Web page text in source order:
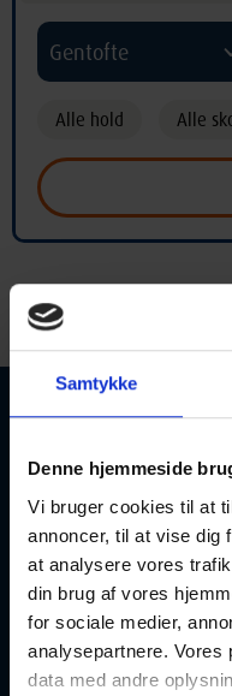
Samtykke
Denne hjemmeside
Vi bruger cookies til at
annoncer, til at vise dig
at analysere vores
din brug af vores
for sociale medier,
analysepartnere. Vores
data med andre
Gentofte
Alle hold Alle
"Lær at tegne –
- Kursus i Gentofte
Lær at tegne –
24-10-2026
Hellerup